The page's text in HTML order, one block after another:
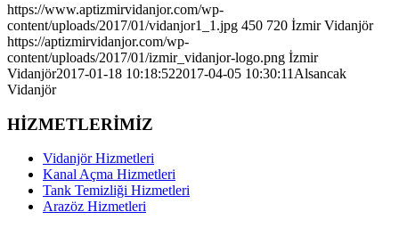
https://www.aptizmirvidanjor.com/wp-
content/uploads/2017/01/vidanjor1_1.jpg 450 720 İzmir Vidanjör
https://aptizmirvidanjor.com/wp-
content/uploads/2017/01/izmir_vidanjor-logo.png İzmir
Vidanjör2017-01-18 10:18:522017-04-05 10:30:11 Alsancak
Vidanjör
HİZMETLERİMİZ
Vidanjör Hizmetleri
Kanal Açma Hizmetleri
Tank Temizliği Hizmetleri
Arazöz Hizmetleri